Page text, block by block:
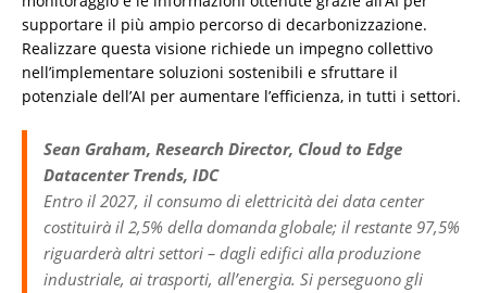
supportare il più ampio percorso di decarbonizzazione.
Realizzare questa visione richiede un impegno collettivo
nell’implementare soluzioni sostenibili e sfruttare il
potenziale dell’AI per aumentare l’efficienza, in tutti i settori.
Sean Graham, Research Director, Cloud to Edge
Datacenter Trends, IDC
Entro il 2027, il consumo di elettricità dei data center
costituirà il 2,5% della domanda globale; il restante 97,5%
riguarderà altri settori – dagli edifici alla produzione
industriale, ai trasporti, all’energia. Si perseguono gli